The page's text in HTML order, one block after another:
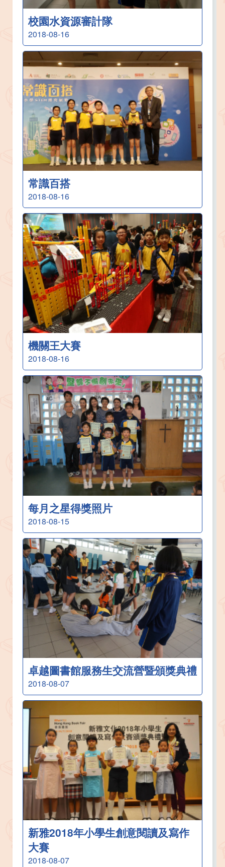
校園水資源審計隊
2018-08-16
常識百搭
2018-08-16
機關王大賽
2018-08-16
每月之星得獎照片
2018-08-15
卓越圖書館服務生交流營暨頒獎典禮
2018-08-07
新雅2018年小學生創意閱讀及寫作
大賽
2018-08-07